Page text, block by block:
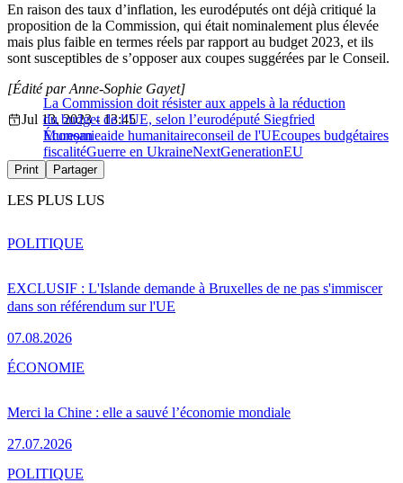
En raison des taux d’inflation, les eurodéputés ont déjà critiqué la
proposition de la Commission, qui était nominalement plus élevée
mais plus faible en termes réels par rapport au budget 2023, et ils
sont susceptibles de s’opposer aux coupes suggérées par le Conseil.
La Commission doit résister aux appels à la réduction
du budget de l’UE, selon l’eurodéputé Siegfried
Mureșan
[Édité par Anne-Sophie Gayet]
Jul 13, 2023 - 13:45
Économieaide humanitaireconseil de l'UEcoupes budgétaires
fiscalitéGuerre en UkraineNextGenerationEU
Print Partager
LES PLUS LUS
EXCLUSIF : L'Islande demande à Bruxelles de ne pas s'immiscer
dans son référendum sur l'UE
07.08.2026
POLITIQUE
Merci la Chine : elle a sauvé l’économie mondiale
27.07.2026
ÉCONOMIE
POLITIQUE